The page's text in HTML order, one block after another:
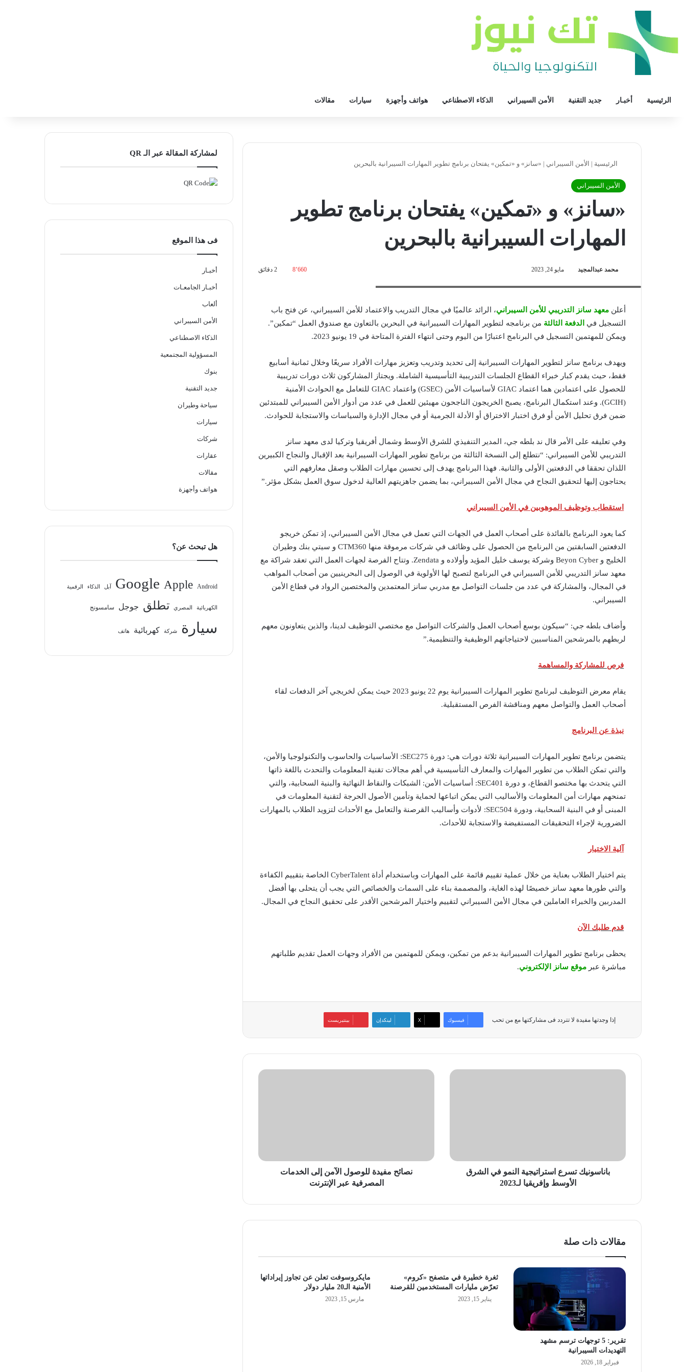
الرئيسية أخبـار جديد التقنية الأمن السيبراني الذكاء الاصطناعي هواتف وأجهزة سيارات مقالات
الرئيسية | الأمن السيبراني | «سانز» و «تمكين» يفتحان برنامج تطوير المهارات السيبرانية بالبحرين
الأمن السيبراني
«سانز» و «تمكين» يفتحان برنامج تطوير
المهارات السيبرانية بالبحرين
محمد عبدالمجيد مايو 24, 2023 8٬660
أعلن معهد سانز التدريبي للأمن السيبراني، الرائد عالميًا في مجال التدريب والاعتماد للأمن السيبراني، عن فتح باب
التسجيل في
الدفعة الثالثة من برنامجه لتطوير المهارات السيبرانية في البحرين بالتعاون مع صندوق العمل “تمكين”.
ويمكن للمهتمين التسجيل في البرنامج اعتبارًا من اليوم وحتى انتهاء الفترة المتاحة في 19 يونيو 2023.
ويهدف برنامج سانز لتطوير المهارات السيبرانية إلى تحديد وتدريب وتعزيز مهارات الأفراد سريعًا وخلال ثمانية أسابيع
فقط، حيث يقدم كبار خبراء القطاع الجلسات التدريبية التأسيسية الشاملة. ويجتاز المشاركون ثلاث دورات تدريبية
للحصول على اعتمادين هما اعتماد GIAC لأساسيات الأمن (GSEC) واعتماد GIAC للتعامل مع الحوادث الأمنية
(GCIH). وعند استكمال البرنامج، يصبح الخريجون الناجحون مهيئين للعمل في عدد من أدوار الأمن السيبراني للمبتدئين
ضمن فرق تحليل الأمن أو فرق اختبار الاختراق أو الأدلة الجرمية أو في مجال الإدارة والسياسات والاستجابة للحوادث.
وفي تعليقه على الأمر قال ند بلطه جي، المدير التنفيذي للشرق الأوسط وشمال أفريقيا وتركيا لدى معهد سانز
التدريبي للأمن السيبراني: “نتطلع إلى النسخة الثالثة من برنامج تطوير المهارات السيبرانية بعد الإقبال والنجاح الكبيرين
اللذان تحققا في الدفعتين الأولى والثانية. فهذا البرنامج يهدف إلى تحسين مهارات الطلاب وصقل معارفهم التي
يحتاجون إليها لتحقيق النجاح في مجال الأمن السيبراني، بما يضمن جاهزيتهم العالية لدخول سوق العمل بشكل مؤثر.”
استقطاب وتوظيف الموهوبين في الأمن السيبراني
كما يعود البرنامج بالفائدة على أصحاب العمل في الجهات التي تعمل في مجال الأمن السيبراني، إذ تمكن خريجو
الدفعتين السابقتين من البرنامج من الحصول على وظائف في شركات مرموقة منها CTM360 و سيتي بنك وطيران
الخليج و Beyon Cyber وشركة يوسف خليل المؤيد وأولاده و Zendata. وتتاح الفرصة لجهات العمل التي تعقد شراكة مع
معهد سانز التدريبي للأمن السيبراني في البرنامج لتصبح لها الأولوية في الوصول إلى البحرينيين من أصحاب المواهب
في المجال، والمشاركة في عدد من جلسات التواصل مع مدربي سانز المعتمدين والمختصين الرواد في قطاع الأمن
السيبراني.
وأضاف بلطه جي: “سيكون بوسع أصحاب العمل والشركات التواصل مع مختصي التوظيف لدينا، والذين يتعاونون معهم
لربطهم بالمرشحين المناسبين لاحتياجاتهم الوظيفية والتنظيمية.”
فرص للمشاركة والمساهمة
يقام معرض التوظيف لبرنامج تطوير المهارات السيبرانية يوم 22 يونيو 2023 حيث يمكن لخريجي آخر الدفعات لقاء
أصحاب العمل والتواصل معهم ومناقشة الفرص المستقبلية.
نبذة عن البرنامج
يتضمن برنامج تطوير المهارات السيبرانية ثلاثة دورات هي: دورة SEC275: الأساسيات والحاسوب والتكنولوجيا والأمن،
والتي تمكن الطلاب من تطوير المهارات والمعارف التأسيسية في أهم مجالات تقنية المعلومات والتحدث باللغة ذاتها
التي يتحدث بها مختصو القطاع، و دورة SEC401: أساسيات الأمن: الشبكات والنقاط النهائية والبنية السحابية، والتي
تمنحهم مهارات أمن المعلومات والأساليب التي يمكن اتباعها لحماية وتأمين الأصول الحرجة لتقنية المعلومات في
المبنى أو في البنية السحابية، ودورة SEC504: لأدوات وأساليب القرصنة والتعامل مع الأحداث لتزويد الطلاب بالمهارات
الضرورية لإجراء التحقيقات المستفيضة والاستجابة للأحداث.
آلية الاختيار
يتم اختيار الطلاب بعناية من خلال عملية تقييم قائمة على المهارات وباستخدام أداة CyberTalent الخاصة بتقييم الكفاءة
والتي طورها معهد سانز خصيصًا لهذه الغاية، والمصممة بناء على السمات والخصائص التي يجب أن يتحلى بها أفضل
المدربين والخبراء العاملين في مجال الأمن السيبراني لتقييم واختيار المرشحين الأقدر على تحقيق النجاح في المجال.
قدم طلبك الآن
يحظى برنامج تطوير المهارات السيبرانية بدعم من تمكين، ويمكن للمهتمين من الأفراد وجهات العمل تقديم طلباتهم
مباشرة عبر موقع سانز الإلكتروني.
إذا وجدتها مفيدة لا تتردد فى مشاركتها مع من تحب فيسبوك ‫X لينكدإن بينتيريست
باناسونيك
لـ2023
باناسونيك تسرع استراتيجية النمو في الشرق
الأوسط وإفريقيا لـ2023
نصائح
الإنترنت
نصائح مفيدة للوصول الآمن إلى الخدمات
المصرفية عبر الإنترنت
مقالات ذات صلة
تقرير: 5 توجهات ترسم مشهد
التهديدات السيبرانية
فبراير 18, 2026
ثغرة خطيرة في متصفح «كروم»
تعرّض مليارات المستخدمين للقرصنة
يناير 15, 2023
مايكروسوفت تعلن عن تجاوز إيراداتها
الأمنية الـ20 مليار دولار
مارس 15, 2023
لمشاركة المقالة عبر الـ QR
فى هذا الموقع
أخبـار
أخبـار الجامعـات
ألعاب
الأمن السيبراني
الذكاء الاصطناعي
المسؤولية المجتمعية
بنوك
جديد التقنية
سياحة وطيران
سيارات
شركات
عقارات
مقالات
هواتف وأجهزة
هل تبحث عن؟
Android
Apple
Google آبل الذكاء الرقمية
الكهربائية المصري تطلق جوجل سامسونج
سيارة شركة كهربائية هاتف